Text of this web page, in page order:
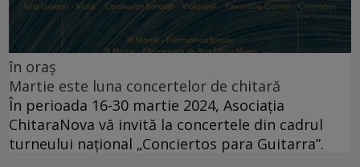
în oraș
Martie este luna concertelor de chitară
În perioada 16-30 martie 2024, Asociația
ChitaraNova vă invită la concertele din cadrul
turneului național „Conciertos para Guitarra”.